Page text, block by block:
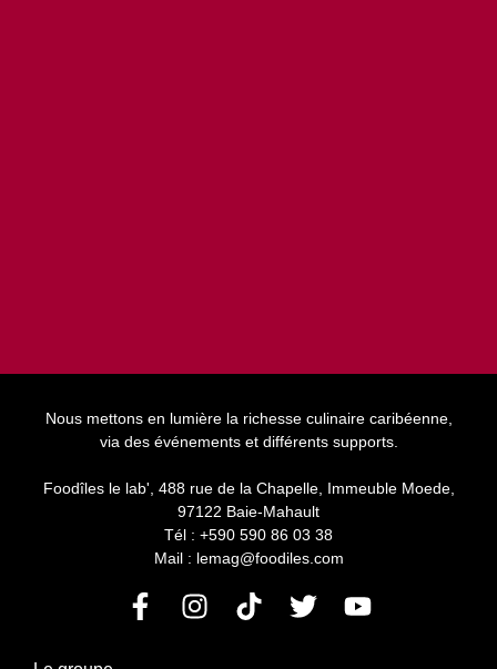
Nous mettons en lumière la richesse culinaire caribéenne,
via des événements et différents supports.
Foodîles le lab', 488 rue de la Chapelle, Immeuble Moede,
97122 Baie-Mahault
Tél : +590 590 86 03 38
Mail : lemag@foodiles.com